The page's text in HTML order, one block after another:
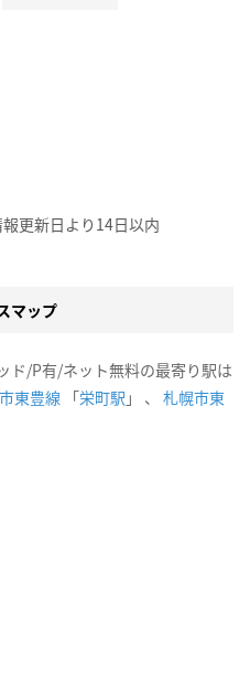
更新日より14日以内
マップ
ド/P有/ネット無料の最寄り駅は
東豊線 「栄町駅 」 、 札幌市東